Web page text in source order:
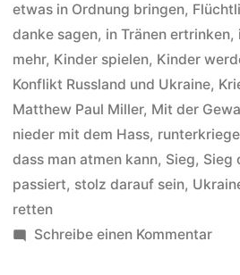
day“
etwas in Ordnung bringen,
danke sagen, in Tränen ertrinken,
mehr, Kinder spielen, Kinder
Konflikt Russland und Ukraine,
Matthew Paul Miller, Mit der
nieder mit dem Hass,
dass man atmen kann, Sieg, Sieg
passiert, stolz darauf sein,
retten
Schreibe einen Kommentarzu